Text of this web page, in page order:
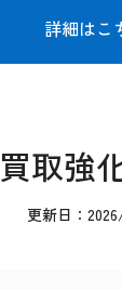
詳細はこ
買取強
更新日：